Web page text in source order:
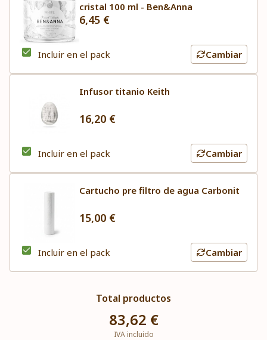
cristal 100 ml - Ben&Anna
6,45 €
Incluir en el pack Cambiar
Infusor titanio Keith
16,20 €
Incluir en el pack Cambiar
Cartucho pre filtro de agua Carbonit
15,00 €
Incluir en el pack Cambiar
Total productos
83,62 €
IVA incluido